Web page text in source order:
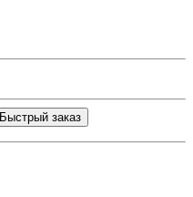
Быстрый заказ